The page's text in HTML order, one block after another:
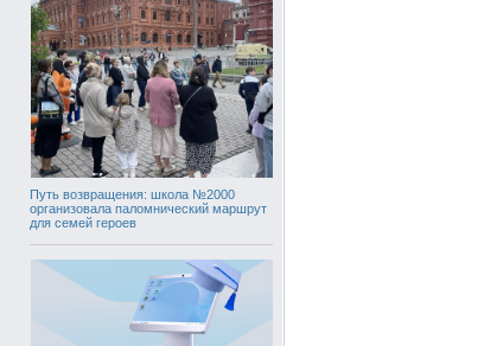
Путь возвращения: школа №2000
организовала паломнический маршрут
для семей героев